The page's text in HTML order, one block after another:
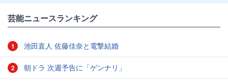
芸能ニュースランキング
1 池田直人 佐藤佳奈と電撃結婚
2 朝ドラ 次週予告に「ゲンナリ」